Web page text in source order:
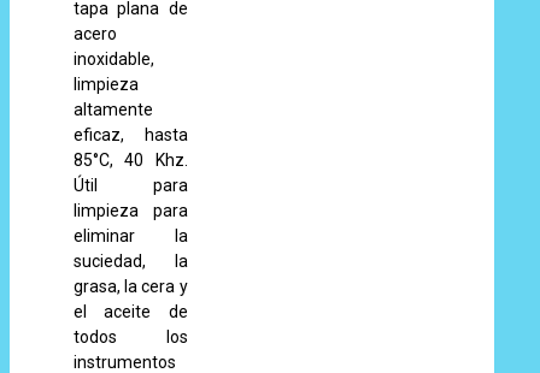
tapa plana de
acero
inoxidable,
limpieza
altamente
eficaz, hasta
85°C, 40 Khz.
Útil para
limpieza para
eliminar la
suciedad, la
grasa, la cera y
el aceite de
todos los
instrumentos